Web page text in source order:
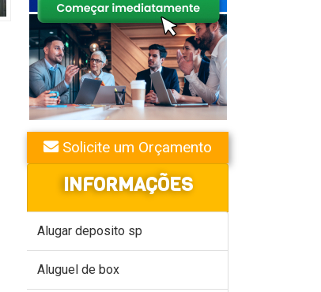
Solicite um Orçamento
INFORMAÇÕES
Alugar deposito sp
Aluguel de box